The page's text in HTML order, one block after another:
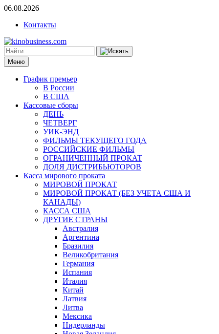
06.08.2026
Контакты
Меню
График премьер
В России
В США
Кассовые сборы
ДЕНЬ
ЧЕТВЕРГ
УИК-ЭНД
ФИЛЬМЫ ТЕКУЩЕГО ГОДА
РОССИЙСКИЕ ФИЛЬМЫ
ОГРАНИЧЕННЫЙ ПРОКАТ
ДОЛЯ ДИСТРИБЬЮТОРОВ
Касса мирового проката
МИРОВОЙ ПРОКАТ
МИРОВОЙ ПРОКАТ (БЕЗ УЧЕТА США И
КАНАДЫ)
КАССА США
ДРУГИЕ СТРАНЫ
Австралия
Аргентина
Бразилия
Великобритания
Германия
Испания
Италия
Китай
Латвия
Литва
Мексика
Нидерланды